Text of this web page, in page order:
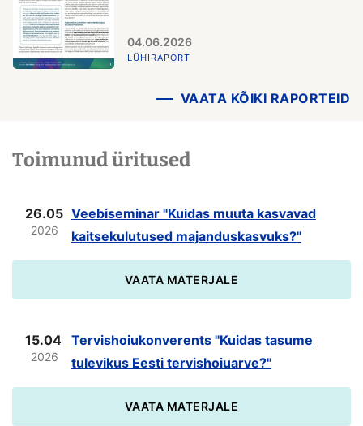
04.06.2026
LÜHIRAPORT
VAATA KÕIKI RAPORTEID
Toimunud üritused
26.05
2026
Veebiseminar "Kuidas muuta kasvavad
kaitsekulutused majanduskasvuks?"
VAATA MATERJALE
15.04
2026
Tervishoiukonverents "Kuidas tasume
tulevikus Eesti tervishoiuarve?"
VAATA MATERJALE